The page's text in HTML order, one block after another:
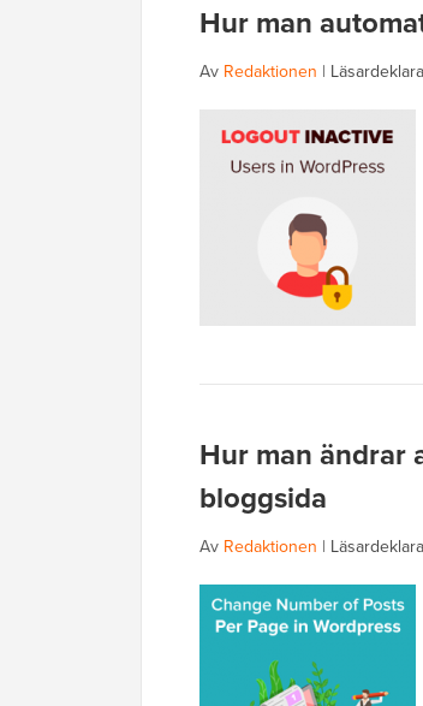
Hur man
Av Redaktionen |
Hur man ändrar
bloggsida
Av Redaktionen |